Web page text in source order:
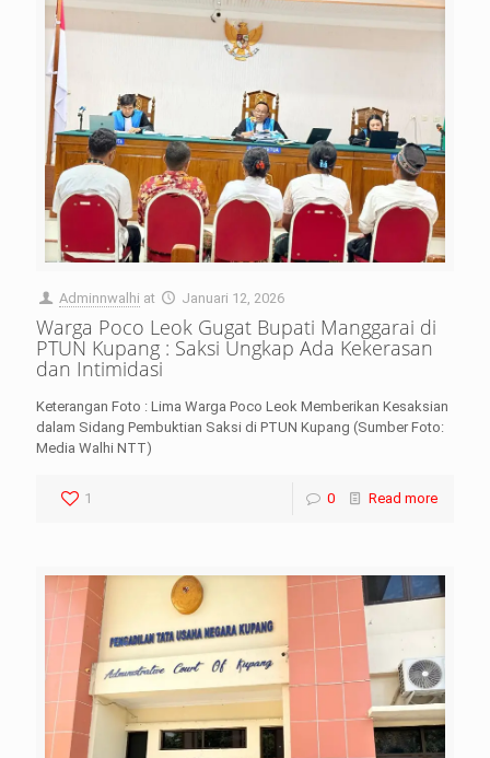
Adminnwalhi at Januari 12, 2026
Warga Poco Leok Gugat Bupati Manggarai di
PTUN Kupang : Saksi Ungkap Ada Kekerasan
dan Intimidasi
Keterangan Foto : Lima Warga Poco Leok Memberikan Kesaksian
dalam Sidang Pembuktian Saksi di PTUN Kupang (Sumber Foto:
Media Walhi NTT)
1 0 Read more